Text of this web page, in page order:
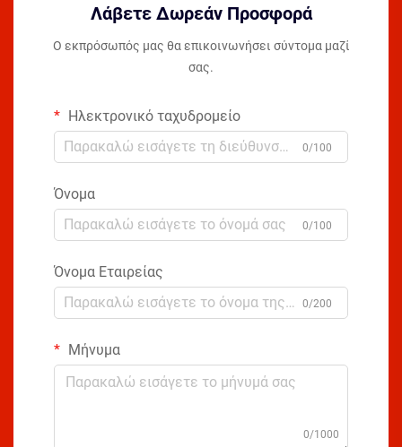
Λάβετε Δωρεάν Προσφορά
Ο εκπρόσωπός μας θα επικοινωνήσει σύντομα μαζί
σας.
Ηλεκτρονικό ταχυδρομείο
0/100
Όνομα
0/100
Όνομα Εταιρείας
0/200
Μήνυμα
0/1000